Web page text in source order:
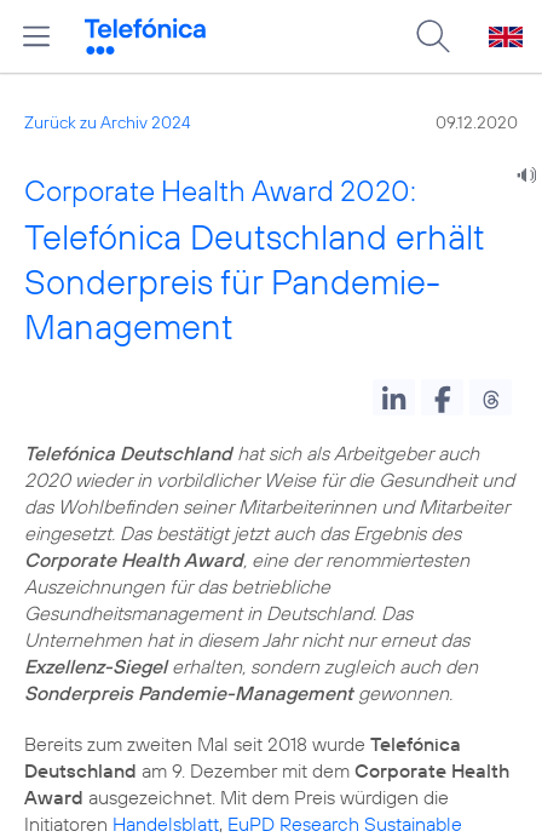
Zurück zu Archiv 2024 09.12.2020
Corporate Health Award 2020:
Telefónica Deutschland erhält
Sonderpreis für Pandemie-
Management
Telefónica Deutschlandhat sich als Arbeitgeber auch
2020 wieder in vorbildlicher Weise für die Gesundheit und
das Wohlbefinden seiner Mitarbeiterinnen und Mitarbeiter
eingesetzt. Das bestätigt jetzt auch das Ergebnis des
Corporate Health Award, eine der renommiertesten
Auszeichnungen für das betriebliche
Gesundheitsmanagement in Deutschland. Das
Unternehmen hat in diesem Jahr nicht nur erneut das
Exzellenz-Siegelerhalten, sondern zugleich auch den
Sonderpreis Pandemie-Managementgewonnen.
Bereits zum zweiten Mal seit 2018 wurde Telefónica
Deutschland am 9. Dezember mit dem Corporate Health
Award ausgezeichnet. Mit dem Preis würdigen die
Initiatoren Handelsblatt, EuPD Research Sustainable